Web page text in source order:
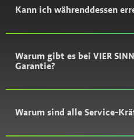
Kann ich währenddessen
Warum gibt es bei VIER
Garantie?
Warum sind alle Service-